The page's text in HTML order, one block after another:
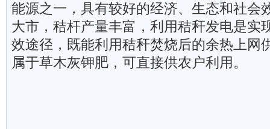
能源之一，具有较好的经济、生态和社会
大市，秸杆产量丰富，利用秸秆发电是实
效途径，既能利用秸秆焚烧后的余热上网
属于草木灰钾肥，可直接供农户利用。